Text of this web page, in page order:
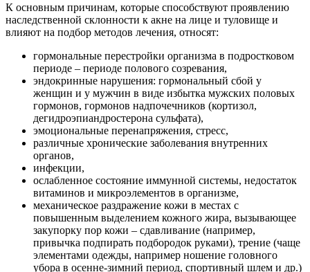
К основным причинам, которые способствуют проявлению
наследственной склонности к акне на лице и туловище и
влияют на подбор методов лечения, относят:
гормональные перестройки организма в подростковом
периоде – периоде полового созревания,
эндокринные нарушения: гормональный сбой у
женщин и у мужчин в виде избытка мужских половых
гормонов, гормонов надпочечников (кортизол,
дегидроэпиандростерона сульфата),
эмоциональные перенапряжения, стресс,
различные хронические заболевания внутренних
органов,
инфекции,
ослабленное состояние иммунной системы, недостаток
витаминов и микроэлементов в организме,
механическое раздражение кожи в местах с
повышенным выделением кожного жира, вызывающее
закупорку пор кожи – сдавливание (например,
привычка подпирать подбородок руками), трение (чаще
элементами одежды, например ношение головного
убора в осенне-зимний период, спортивный шлем и др.)